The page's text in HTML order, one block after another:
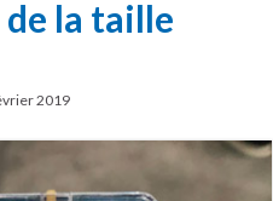
de la taille
2019